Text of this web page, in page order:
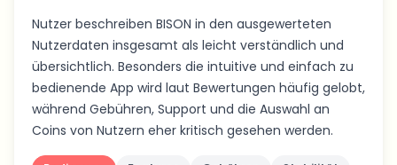
Nutzer beschreiben BISON in den ausgewerteten
Nutzerdaten insgesamt als leicht verständlich und
übersichtlich. Besonders die intuitive und einfach zu
bedienende App wird laut Bewertungen häufig gelobt,
während Gebühren, Support und die Auswahl an
Coins von Nutzern eher kritisch gesehen werden.